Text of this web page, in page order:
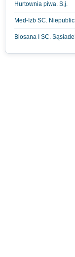
Hurtownia piwa. S.j.
Med-Izb SC.
Biosana I SC.